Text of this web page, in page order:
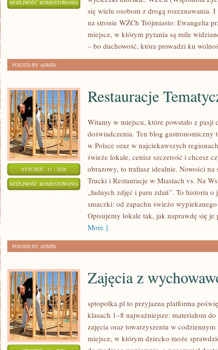
MOŻLIWOŚĆ KOMENTOWANIA RODZINNE
ATRAKCJE
się wielu osobom z drogą rozeznawania.
na stronie WŻCh Trójmiasto: Ewangelia
miejsce, w którym pytania są mile
– bo duchowość, która prowadzi ku
POSTED BY ADMIN
STYCZEŃ - 11 - 2026
MOŻLIWOŚĆ KOMENTOWANIA RESTAURACJE
TEMATYCZNE
NIETYPOWE
Restauracje
Witamy w miejscu, które powstało z pasji
doświadczenia. Ten blog gastronomiczny
w Polsce oraz w najciekawszych
świeże lokale, cenisz szczerość i chcesz
obrazowy, to trafiasz idealnie. Nowości
Trucki i Restauracje w Miastach vs. Na
„ładnych zdjęć i paru zdań”. To historia
smaczki: od zapachu świeżo
Opisujemy lokale tak, jak naprawdę się
More ]
POSTED BY ADMIN
Zajęcia z
sptopolka.pl to przyjazna platforma
klasach 1–8 najważniejsze: materiałom
zajęcia oraz towarzyszeniu w
miejsce, w którym dziecko może